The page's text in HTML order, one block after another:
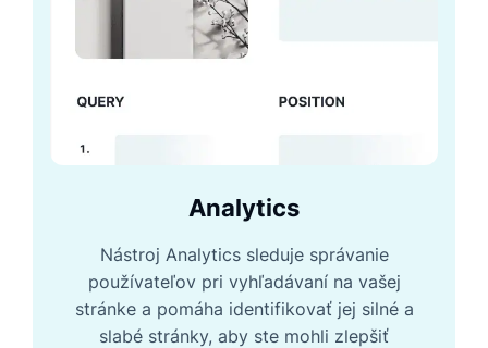
Analytics
Nástroj Analytics sleduje správanie
používateľov pri vyhľadávaní na vašej
stránke a pomáha identifikovať jej silné a
slabé stránky, aby ste mohli zlepšiť